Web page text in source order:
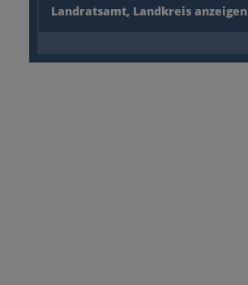
Landratsamt, Landkreis anzeigen